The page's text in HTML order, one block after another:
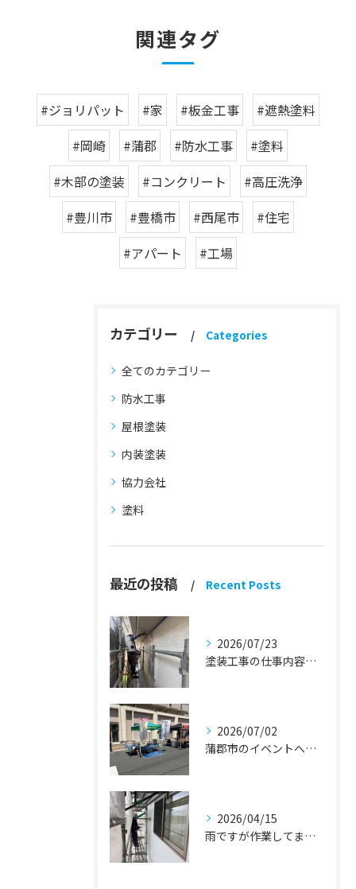
関連タグ
#ジョリパット #家 #板金工事
#遮熱塗料
#岡崎
#蒲郡 #防水工事
#塗料
#木部の塗装
#コンクリート
#高圧洗浄
#豊川市
#豊橋市 #西尾市
#住宅
#アパート
#工場
カテゴリー Categories
全てのカテゴリー
防水工事
屋根塗装
内装塗装
協力会社
塗料
最近の投稿 Recent Posts
2026/07/23
塗装工事の仕事内容『蒲郡市・岡崎市 外壁塗装・屋根塗装・雨漏り修理』
2026/07/02
蒲郡市のイベントへ出店しました！『外壁塗装・屋根塗装・雨漏り修理』
2026/04/15
雨ですが作業してます！『蒲郡市・岡崎市 外壁塗装・屋根塗装・雨漏り修理』